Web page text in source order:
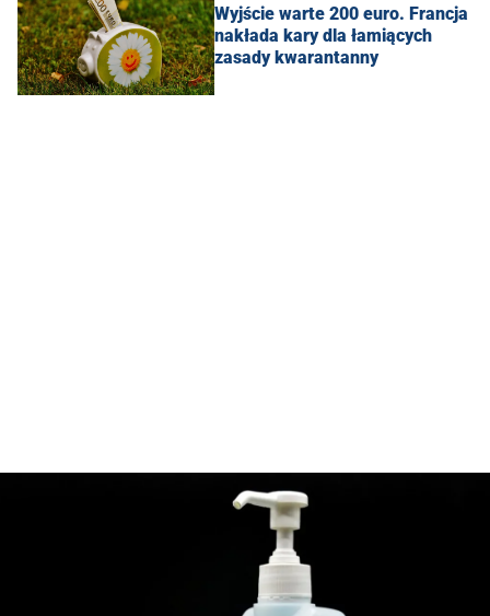
Wyjście warte 200 euro. Francja
nakłada kary dla łamiących
zasady kwarantanny